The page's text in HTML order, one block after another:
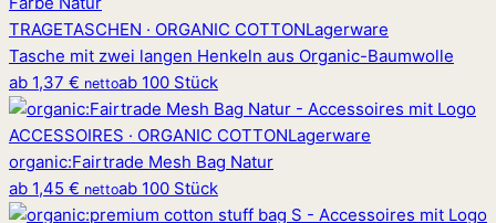
TRAGETASCHEN · ORGANIC COTTONLagerware
Tasche mit zwei langen Henkeln aus Organic-Baumwolle
ab 1,37 € nettoab 100 Stück
ACCESSOIRES · ORGANIC COTTONLagerware
organic:Fairtrade Mesh Bag Natur
ab 1,45 € nettoab 100 Stück